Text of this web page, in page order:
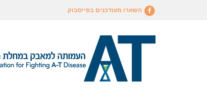
השארו מעודכנים בפייסבוק